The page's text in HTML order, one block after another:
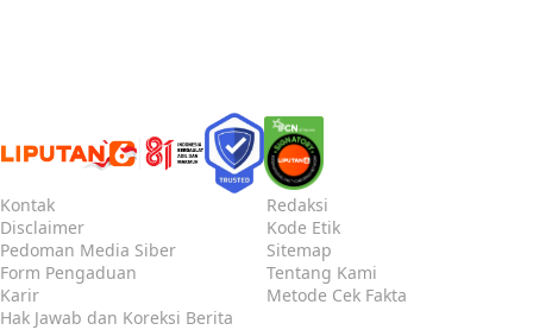
Kontak
Redaksi
Disclaimer
Kode Etik
Pedoman Media Siber
Sitemap
Form Pengaduan
Tentang Kami
Karir
Metode Cek Fakta
Hak Jawab dan Koreksi Berita